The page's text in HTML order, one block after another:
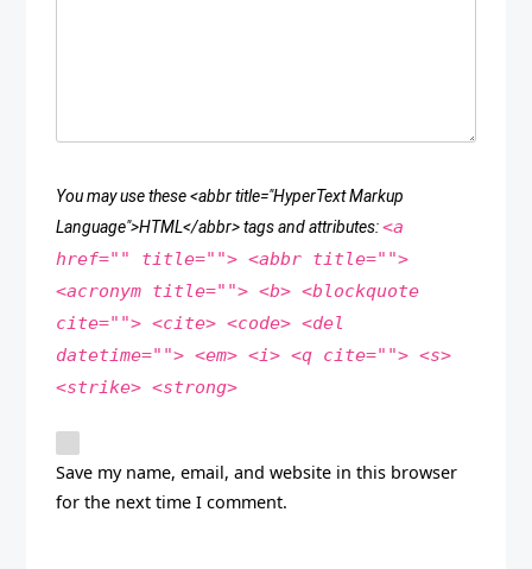
You may use these <abbr title="HyperText Markup
Language">HTML</abbr> tags and attributes:<a
href="" title=""> <abbr title="">
<acronym title=""> <b> <blockquote
cite=""> <cite> <code> <del
datetime=""> <em> <i> <q cite=""> <s>
<strike> <strong>
Save my name, email, and website in this browser
for the next time I comment.